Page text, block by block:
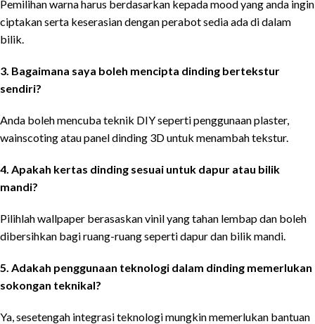
Pemilihan warna harus berdasarkan kepada mood yang anda ingin
ciptakan serta keserasian dengan perabot sedia ada di dalam
bilik.
3. Bagaimana saya boleh mencipta dinding bertekstur
sendiri?
Anda boleh mencuba teknik DIY seperti penggunaan plaster,
wainscoting atau panel dinding 3D untuk menambah tekstur.
4. Apakah kertas dinding sesuai untuk dapur atau bilik
mandi?
Pilihlah wallpaper berasaskan vinil yang tahan lembap dan boleh
dibersihkan bagi ruang-ruang seperti dapur dan bilik mandi.
5. Adakah penggunaan teknologi dalam dinding memerlukan
sokongan teknikal?
Ya, sesetengah integrasi teknologi mungkin memerlukan bantuan